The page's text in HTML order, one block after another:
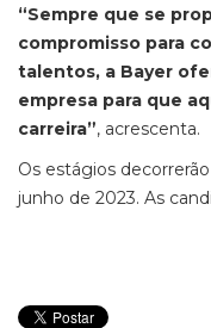
“Sempre que se
compromisso para
talentos, a Bayer
empresa para que
carreira”, acrescenta.
Os estágios
junho de 2023. As